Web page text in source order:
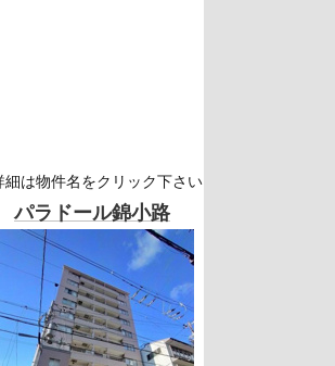
細は物件名をクリック下さい
パラドール錦小路